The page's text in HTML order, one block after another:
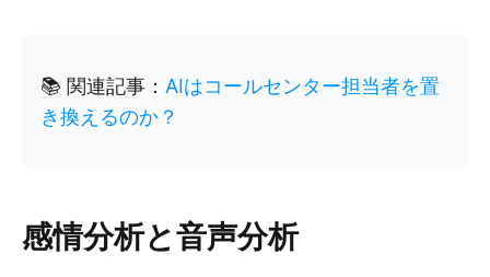
📚 関連記事： AIはコールセンター担当者を置
き換えるのか？
感情分析と音声分析